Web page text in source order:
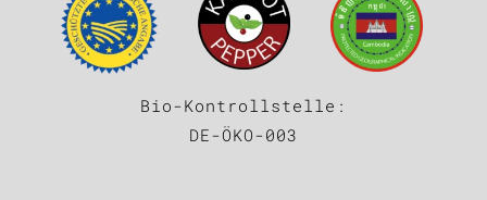
Bio-Kontrollstelle:
DE-ÖKO-003